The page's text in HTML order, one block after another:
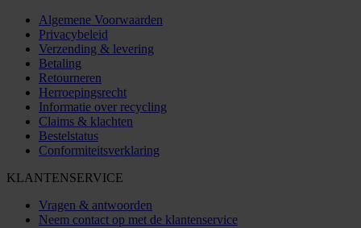
Algemene Voorwaarden
Privacybeleid
Verzending & levering
Betaling
Retourneren
Herroepingsrecht
Informatie over recycling
Claims & klachten
Bestelstatus
Conformiteitsverklaring
KLANTENSERVICE
Vragen & antwoorden
Neem contact op met de klantenservice